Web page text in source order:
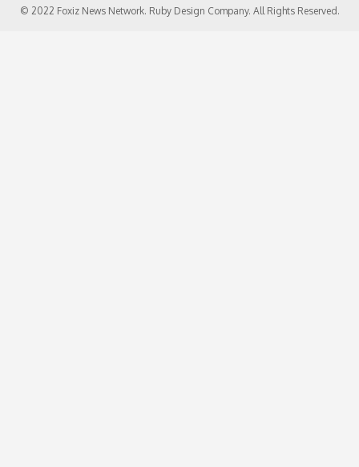
© 2022 Foxiz News Network. Ruby Design Company. All Rights Reserved.